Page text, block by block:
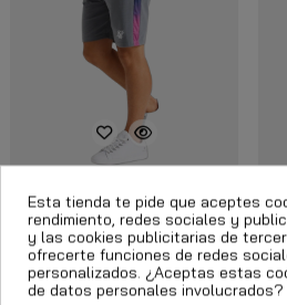
Short Niño
Short SikSilk Jr Cali
Navigate Gris
17,47 €
24,95 €
Esta tienda te pide que aceptes
rendimiento, redes sociales y
y las cookies publicitarias de
ofrecerte funciones de redes
personalizados. ¿Aceptas estas
de datos personales involucrados?